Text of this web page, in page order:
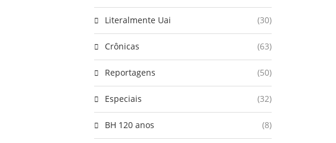
Literalmente Uai (30)
Crônicas (63)
Reportagens (50)
Especiais (32)
BH 120 anos (8)